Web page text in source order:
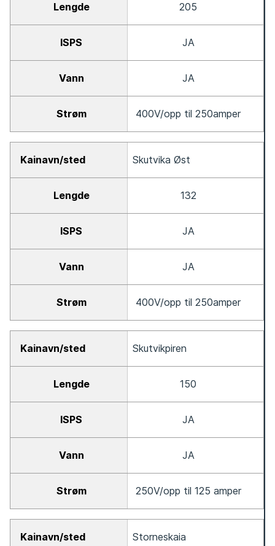
205
JA
JA
400V/opp til 250amper
Skutvika Øst
132
JA
JA
400V/opp til 250amper
Skutvikpiren
150
JA
JA
250V/opp til 125 amper
Storneskaia